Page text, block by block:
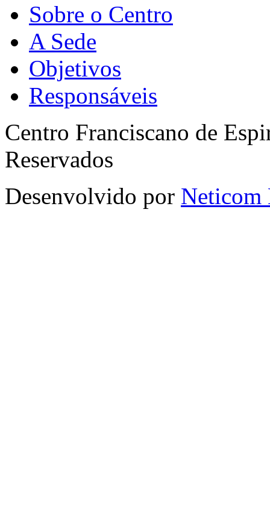
Sobre o Centro
A Sede
Objetivos
Responsáveis
Centro Franciscano de
Reservados
Desenvolvido por Neticom